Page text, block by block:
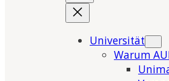
Universität
Warum